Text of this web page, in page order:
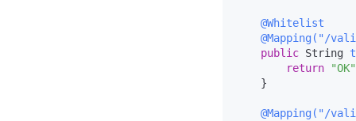
@Whitelist
@Mapping("/
public String
return
"OK"
    }
@Mapping("/